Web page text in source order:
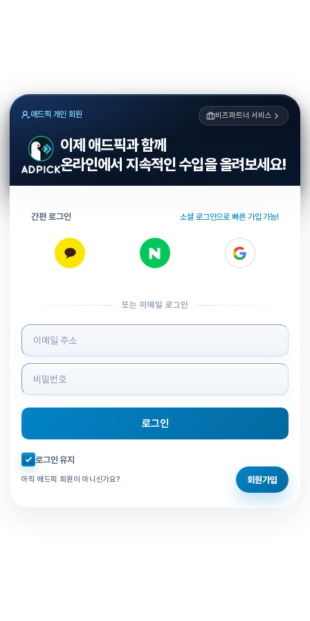
애드픽 개인 회원 비즈파트너 서비스
이제 애드픽과 함께
온라인에서 지속적인 수입을 올려보세요!
간편 로그인 소셜 로그인으로 빠른 가입 가능!
또는 이메일 로그인
로그인 정보 입력
로그인
자동로그인 체크
로그인 유지
아직 애드픽 회원이 아니신가요? 회원가입